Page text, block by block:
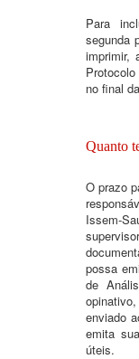
Para
segunda
imprimir,
no final
Quanto
O prazo
Issem-
possa
de
enviado
emita
úteis.